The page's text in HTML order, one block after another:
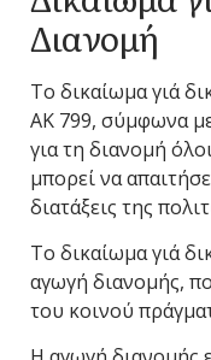
Διανομή
Το δικαίωμα γιά
ΑΚ 799, σύμφωνα
για τη διανομή
μπορεί να
διατάξεις της
Το δικαίωμα γιά
αγωγή διανομής,
του κοινού